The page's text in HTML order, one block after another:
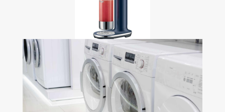
MACHINE À GAZÉIFIER
Nouveauté
Coup de coeur
199,90 €